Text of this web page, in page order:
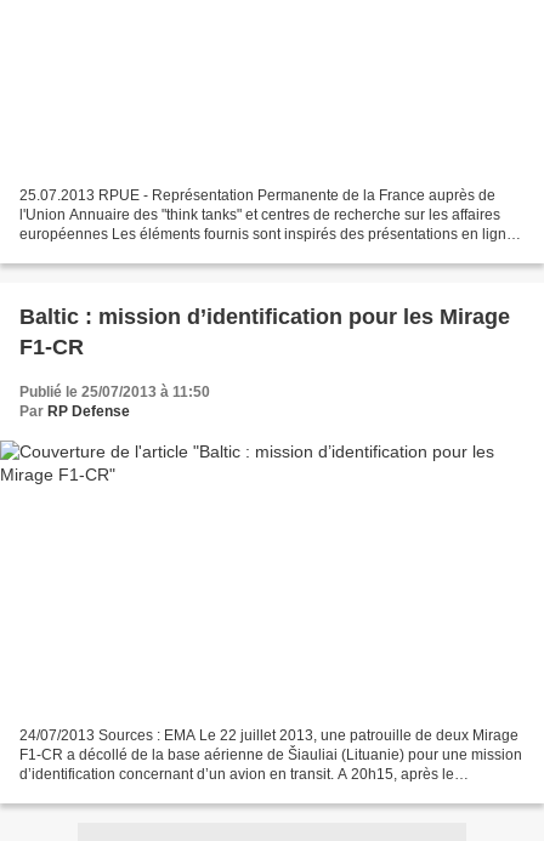
25.07.2013 RPUE - Représentation Permanente de la France auprès de
l'Union Annuaire des "think tanks" et centres de recherche sur les affaires
européennes Les éléments fournis sont inspirés des présentations en ligne
Baltic : mission d’identification pour les Mirage
F1-CR
Publié le 25/07/2013 à 11:50
Par RP Defense
24/07/2013 Sources : EMA Le 22 juillet 2013, une patrouille de deux Mirage
F1-CR a décollé de la base aérienne de Šiauliai (Lituanie) pour une mission
d’identification concernant d’un avion en transit. A 20h15, après le